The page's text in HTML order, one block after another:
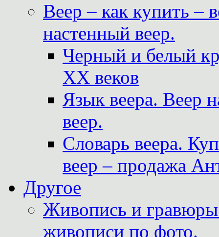
Веер – как купить –
настенный веер.
Черный и белый
XX веков
Язык веера. Веер
веер.
Словарь веера.
веер – продажа
Другое
Живопись и
живописи по фото.